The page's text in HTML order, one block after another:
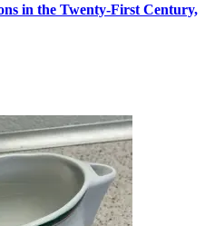
in the Twenty-First Century,